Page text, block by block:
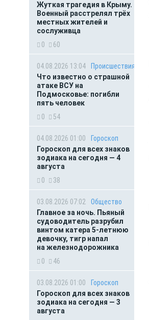
Жуткая трагедия в Крыму.
Военный расстрелял трёх
местных жителей и
сослуживца
0
60
04.08.2026 13:04
Происшествия
Что известно о страшной
атаке ВСУ на
Подмосковье: погибли
пять человек
0
54
04.08.2026 01:00
Гороскоп
Гороскоп для всех знаков
зодиака на сегодня — 4
августа
0
38
03.08.2026 07:02
Общество
Главное за ночь. Пьяный
судоводитель разрубил
винтом катера 5-летнюю
девочку, тигр напал
на железнодорожника
0
46
03.08.2026 01:00
Гороскоп
Гороскоп для всех знаков
зодиака на сегодня — 3
августа